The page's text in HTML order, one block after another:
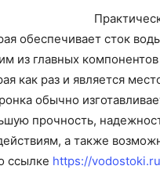
обеспечивает сток
из главных
как раз и является
обычно
прочность,
а также
ссылке https://